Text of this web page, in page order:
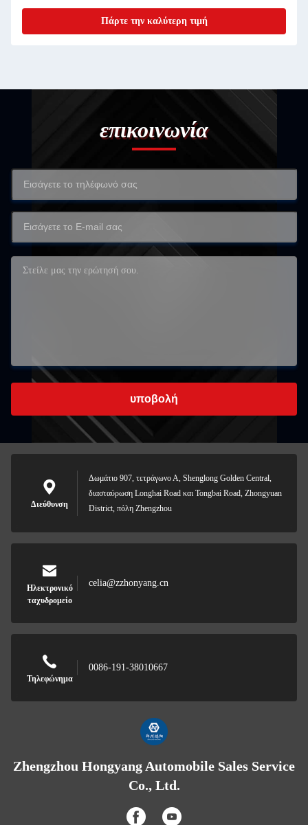
Πάρτε την καλύτερη τιμή
επικοινωνία
υποβολή
Διεύθυνση
Δωμάτιο 907, τετράγωνο Α, Shenglong Golden Central,
διασταύρωση Longhai Road και Tongbai Road, Zhongyuan
District, πόλη Zhengzhou
Ηλεκτρονικό
ταχυδρομείο
celia@zzhonyang.cn
Τηλεφώνημα
0086-191-38010667
Zhengzhou Hongyang Automobile Sales Service
Co., Ltd.